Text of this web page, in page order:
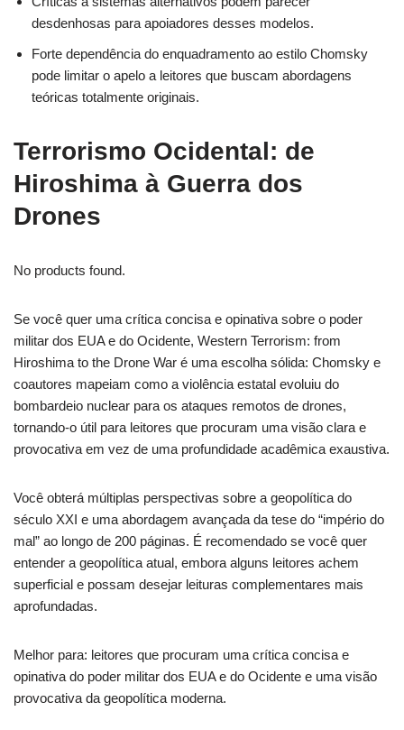
desdenhosas para apoiadores desses modelos.
Forte dependência do enquadramento ao estilo Chomsky
pode limitar o apelo a leitores que buscam abordagens
teóricas totalmente originais.
Terrorismo Ocidental: de
Hiroshima à Guerra dos
Drones
No products found.
Se você quer uma crítica concisa e opinativa sobre o poder
militar dos EUA e do Ocidente, Western Terrorism: from
Hiroshima to the Drone War é uma escolha sólida: Chomsky e
coautores mapeiam como a violência estatal evoluiu do
bombardeio nuclear para os ataques remotos de drones,
tornando-o útil para leitores que procuram uma visão clara e
provocativa em vez de uma profundidade acadêmica exaustiva.
Você obterá múltiplas perspectivas sobre a geopolítica do
século XXI e uma abordagem avançada da tese do “império do
mal” ao longo de 200 páginas. É recomendado se você quer
entender a geopolítica atual, embora alguns leitores achem
superficial e possam desejar leituras complementares mais
aprofundadas.
Melhor para: leitores que procuram uma crítica concisa e
opinativa do poder militar dos EUA e do Ocidente e uma visão
provocativa da geopolítica moderna.